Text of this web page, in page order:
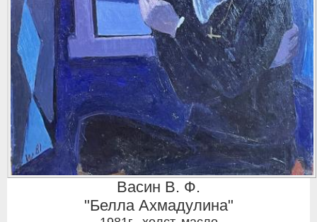
Васин В. Ф.
"Белла Ахмадулина"